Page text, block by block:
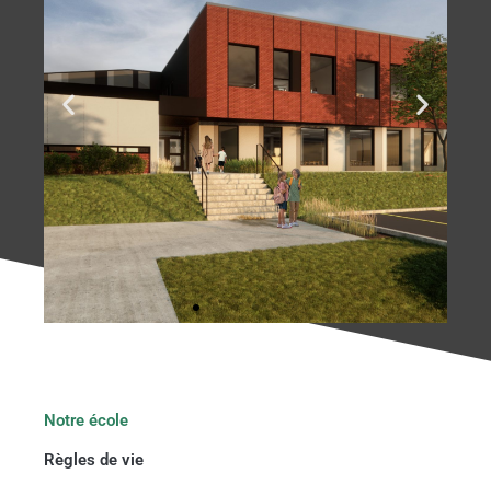
Notre école
Règles de vie